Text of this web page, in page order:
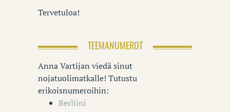
Tervetuloa!
TEEMANUMEROT
Anna Vartijan viedä sinut
nojatuolimatkalle! Tutustu
erikoisnumeroihin:
Berliini